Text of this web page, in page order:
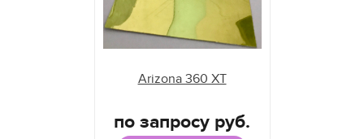
Arizona 360 XT
по запросу руб.